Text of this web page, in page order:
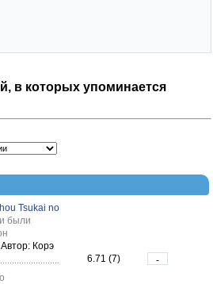
в которых упоминается
Tsukai no
были
Корэ
6.71 (7)
-